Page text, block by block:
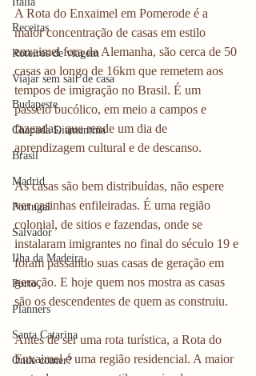
Receitas
Roteiros de viagem
Viajar sem sair de casa
Budapeste
Chapada Diamantina
Brasil
Madrid
Portugal
Salvador
Ilha da Madeira
Porto
Planners
Santa Catarina
Onde comer?
A Rota do Enxaimel em Pomerode é a
maior concentração de casas em estilo
enxaimel fora da Alemanha, são cerca de 50
casas ao longo de 16km que remetem aos
tempos de imigração no Brasil. É um
passeio bucólico, em meio a campos e
fazendas, que rende um dia de
aprendizagem cultural e de descanso.
As casas são bem distribuídas, não espere
ver casinhas enfileiradas. É uma região
colonial, de sitios e fazendas, onde se
instalaram imigrantes no final do século 19 e
foram passando suas casas de geração em
geração. E hoje quem nos mostra as casas
são os descendentes de quem as construiu.
Antes de ser uma rota turística, a Rota do
Enxaimel é uma região residencial. A maior